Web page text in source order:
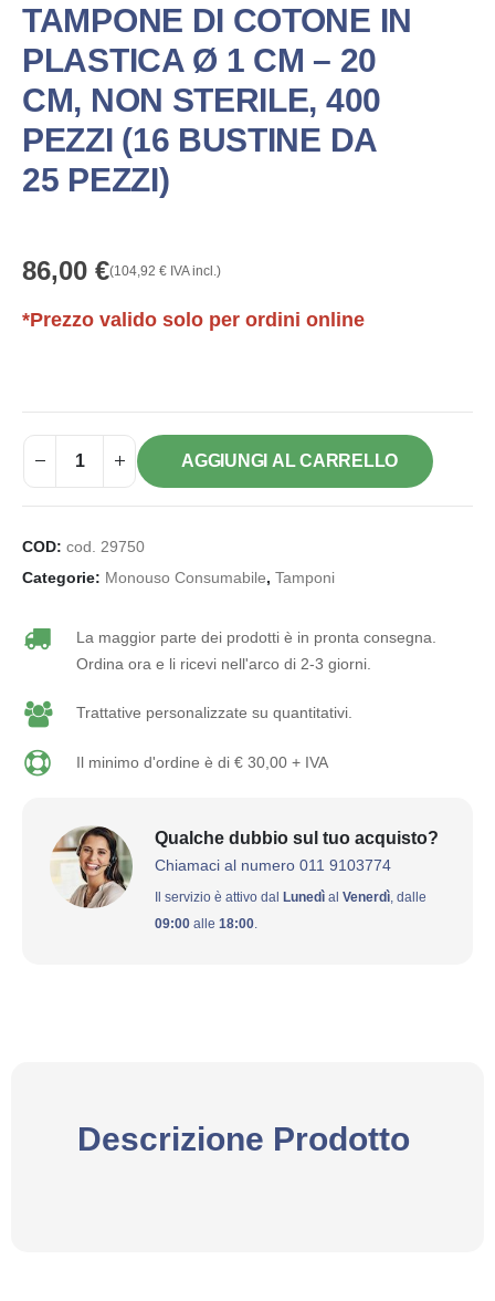
TAMPONE DI COTONE IN
PLASTICA Ø 1 CM – 20
CM, NON STERILE, 400
PEZZI (16 BUSTINE DA
25 PEZZI)
86,00 €(104,92 € IVA incl.)
*Prezzo valido solo per ordini online
AGGIUNGI AL CARRELLO
COD: cod. 29750
Categorie: Monouso Consumabile, Tamponi
La maggior parte dei prodotti è in pronta consegna.
Ordina ora e li ricevi nell'arco di 2-3 giorni.
Trattative personalizzate su quantitativi.
Il minimo d'ordine è di € 30,00 + IVA
Qualche dubbio sul tuo acquisto?
Chiamaci al numero 011 9103774
Il servizio è attivo dal Lunedì al Venerdì, dalle
09:00 alle 18:00.
Descrizione Prodotto